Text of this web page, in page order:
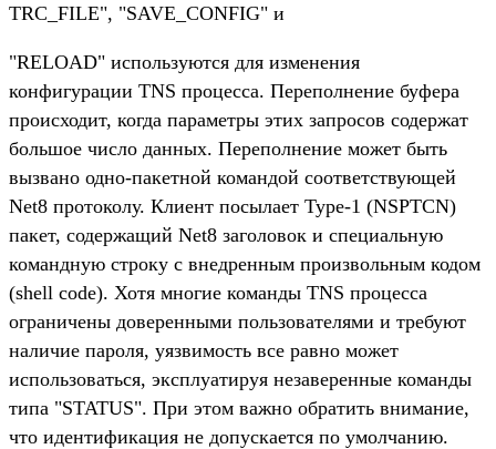
TRC_FILE", "SAVE_CONFIG" и
"RELOAD" используются для изменения
конфигурации TNS процесса. Переполнение буфера
происходит, когда параметры этих запросов содержат
большое число данных. Переполнение может быть
вызвано одно-пакетной командой соответствующей
Net8 протоколу. Клиент посылает Type-1 (NSPTCN)
пакет, содержащий Net8 заголовок и специальную
командную строку с внедренным произвольным кодом
(shell code). Хотя многие команды TNS процесса
ограничены доверенными пользователями и требуют
наличие пароля, уязвимость все равно может
использоваться, эксплуатируя незаверенные команды
типа "STATUS". При этом важно обратить внимание,
что идентификация не допускается по умолчанию.